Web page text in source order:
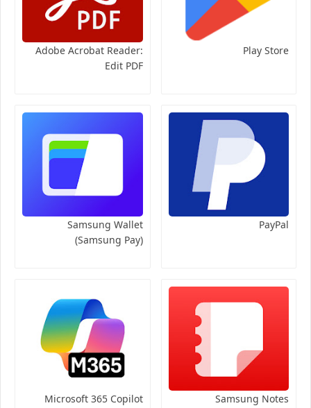
Play Store
Adobe Acrobat Reader:
Edit PDF
PayPal
Samsung Wallet
(Samsung Pay)
Samsung Notes
Microsoft 365 Copilot